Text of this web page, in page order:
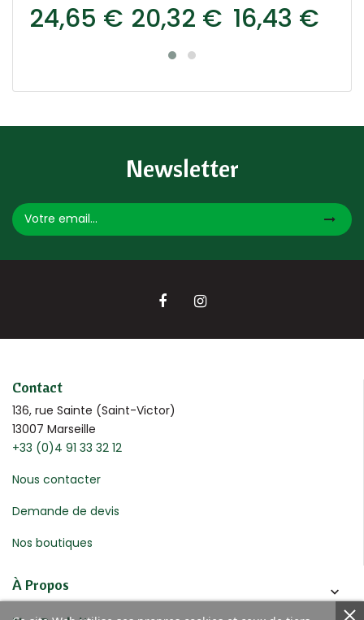
20,32 € 16,43 € 18,59 €
Newsletter
Contact
136, rue Sainte (Saint-Victor)
13007 Marseille
+33 (0)4 91 33 32 12
Nous contacter
Demande de devis
Nos boutiques
À Propos 